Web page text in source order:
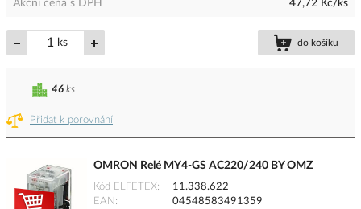
Akční cena s DPH
47,72 Kč/ks
ks do košíku
Přidat k porovnání
46 ks
OMRON Relé MY4-GS AC220/240 BY OMZ
Kód ELFETEX
11.338.622
EAN
04548583491359